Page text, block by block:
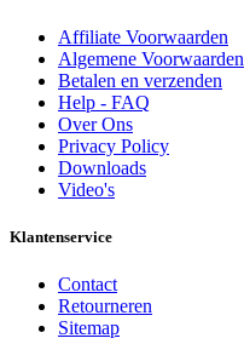
Affiliate Voorwaarden
Algemene Voorwaarden
Betalen en verzenden
Help - FAQ
Over Ons
Privacy Policy
Downloads
Video's
Klantenservice
Contact
Retourneren
Sitemap